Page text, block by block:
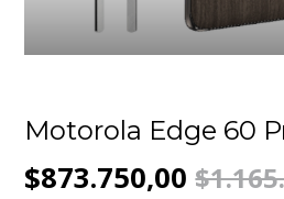
Motorola Edge 60
$873.750,00